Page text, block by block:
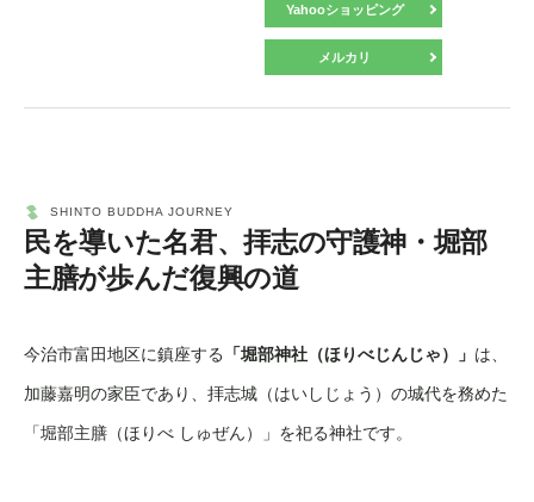
Yahooショッピング
メルカリ
民を導いた名君、拝志の守護神・堀部
主膳が歩んだ復興の道
今治市富田地区に鎮座する 「堀部神社（ほりべじんじゃ）」 は、
加藤嘉明の家臣であり、拝志城（はいしじょう）の城代を務めた
「堀部主膳（ほりべ しゅぜん）」を祀る神社です。